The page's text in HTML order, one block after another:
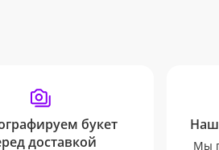
букет
доставкой
Мы